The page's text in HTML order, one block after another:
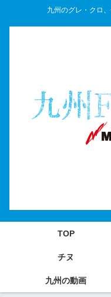
九州のグレ・クロ
TOP
チヌ
九州の動画